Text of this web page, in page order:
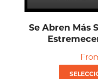
Se Abren Más